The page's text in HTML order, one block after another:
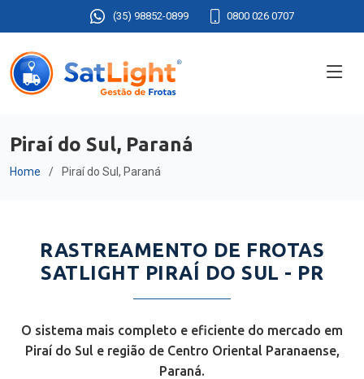
(35) 98852-0899 0800 026 0707
Piraí do Sul, Paraná
Home Piraí do Sul, Paraná
RASTREAMENTO DE FROTAS
SATLIGHT PIRAÍ DO SUL - PR
O sistema mais completo e eficiente do mercado em
Piraí do Sul e região de Centro Oriental Paranaense,
Paraná.